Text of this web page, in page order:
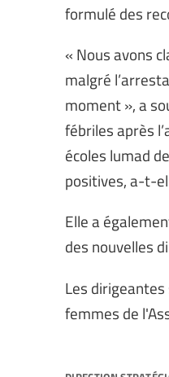
formulé des
« Nous avons
malgré
moment », a
fébriles après
écoles lumad
positives, a-t-
Elle a
des nouvelles
Les
femmes de